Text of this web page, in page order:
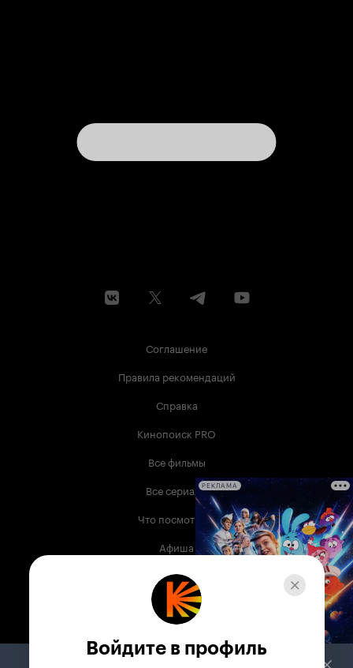
Соглашение
Правила рекомендаций
Справка
Кинопоиск PRO
Все фильмы
Все сериалы
Что посмотреть
Афиша
Музыка
Телепрограмма
Служба поддержки
РЕКЛАМА
Войдите в профиль